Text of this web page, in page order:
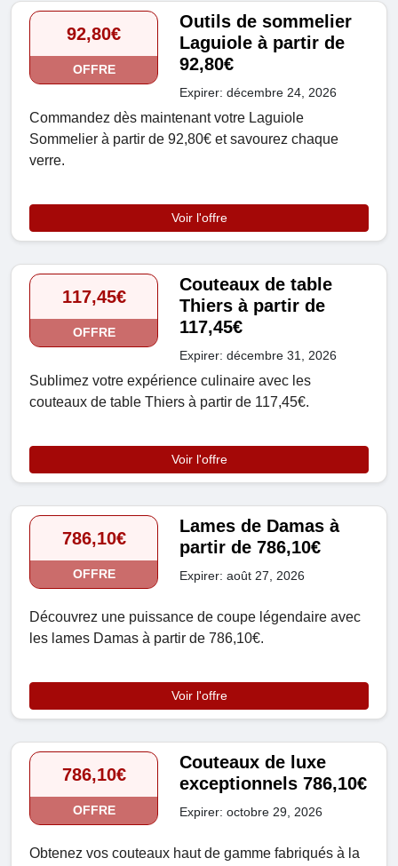
92,80€
OFFRE
Outils de sommelier
Laguiole à partir de
92,80€
Expirer: décembre 24, 2026
Commandez dès maintenant votre Laguiole
Sommelier à partir de 92,80€ et savourez chaque
verre.
Voir l'offre
117,45€
OFFRE
Couteaux de table
Thiers à partir de
117,45€
Expirer: décembre 31, 2026
Sublimez votre expérience culinaire avec les
couteaux de table Thiers à partir de 117,45€.
Voir l'offre
786,10€
OFFRE
Lames de Damas à
partir de 786,10€
Expirer: août 27, 2026
Découvrez une puissance de coupe légendaire avec
les lames Damas à partir de 786,10€.
Voir l'offre
786,10€
OFFRE
Couteaux de luxe
exceptionnels 786,10€
Expirer: octobre 29, 2026
Obtenez vos couteaux haut de gamme fabriqués à la